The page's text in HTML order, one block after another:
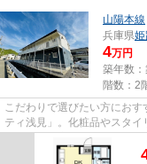
山陽本線
兵庫県
4万円
築年数：
階数：2
こだわりで選びたい方にお
ティ浅見」。化粧品やスタイ
えられる独立洗面台が付いて